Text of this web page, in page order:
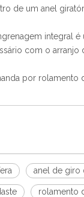
de um anel
integral
com o arranjo
por rolamento
anel de giro
rolamento